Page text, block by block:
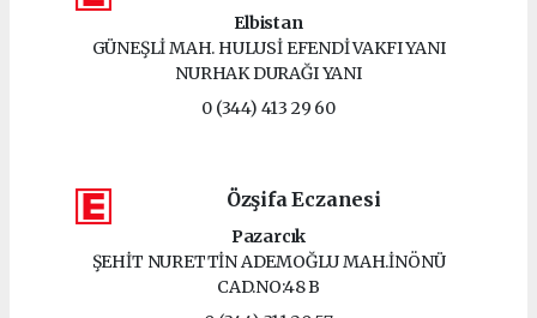
Elbistan
GÜNEŞLİ MAH. HULUSİ EFENDİ VAKFI YANI
NURHAK DURAĞI YANI
0 (344) 413 29 60
Özşifa Eczanesi
Pazarcık
ŞEHİT NURETTİN ADEMOĞLU MAH.İNÖNÜ
CAD.NO:48 B